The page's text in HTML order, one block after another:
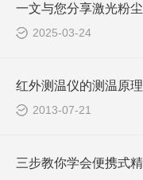
2025-03-24
红外测温仪的测温原理
2013-07-21